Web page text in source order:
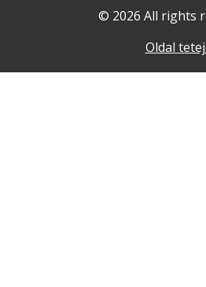
© 2026 All rights
Oldal